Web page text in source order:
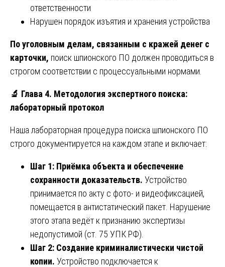
ответственности
Нарушен порядок изъятия и хранения устройства
По уголовным делам, связанным с кражей денег с
карточки, поиск шпионского ПО должен проводиться в
строгом соответствии с процессуальными нормами.
🔬 Глава 4. Методология экспертного поиска:
лабораторный протокол
Наша лабораторная процедура поиска шпионского ПО
строго документируется на каждом этапе и включает:
Шаг 1: Приёмка объекта и обеспечение
сохранности доказательств. Устройство
принимается по акту с фото- и видеофиксацией,
помещается в антистатический пакет. Нарушение
этого этапа ведёт к признанию экспертизы
недопустимой (ст. 75 УПК РФ).
Шаг 2: Создание криминалистически чистой
копии. Устройство подключается к